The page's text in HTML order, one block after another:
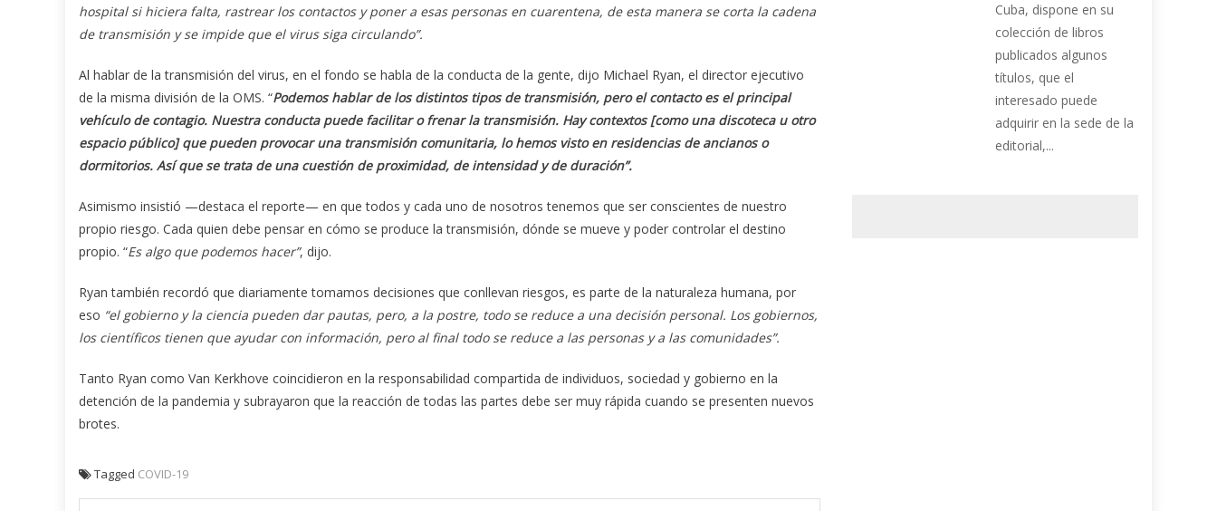
hospital si hiciera falta, rastrear los contactos y poner a esas personas en cuarentena, de esta manera se corta la cadena
de transmisión y se impide que el virus siga circulando”.
Al hablar de la transmisión del virus, en el fondo se habla de la conducta de la gente, dijo Michael Ryan, el director ejecutivo
de la misma división de la OMS. “Podemos hablar de los distintos tipos de transmisión, pero el contacto es el principal
vehículo de contagio. Nuestra conducta puede facilitar o frenar la transmisión. Hay contextos [como una discoteca u otro
espacio público] que pueden provocar una transmisión comunitaria, lo hemos visto en residencias de ancianos o
dormitorios. Así que se trata de una cuestión de proximidad, de intensidad y de duración”.
Asimismo insistió —destaca el reporte— en que todos y cada uno de nosotros tenemos que ser conscientes de nuestro
propio riesgo. Cada quien debe pensar en cómo se produce la transmisión, dónde se mueve y poder controlar el destino
propio. “Es algo que podemos hacer”, dijo.
Ryan también recordó que diariamente tomamos decisiones que conllevan riesgos, es parte de la naturaleza humana, por
eso “el gobierno y la ciencia pueden dar pautas, pero, a la postre, todo se reduce a una decisión personal. Los gobiernos,
los científicos tienen que ayudar con información, pero al final todo se reduce a las personas y a las comunidades”.
Tanto Ryan como Van Kerkhove coincidieron en la responsabilidad compartida de individuos, sociedad y gobierno en la
detención de la pandemia y subrayaron que la reacción de todas las partes debe ser muy rápida cuando se presenten nuevos
brotes.
Tagged COVID-19
Cuba, dispone en su
colección de libros
publicados algunos
títulos, que el
interesado puede
adquirir en la sede de la
editorial,...